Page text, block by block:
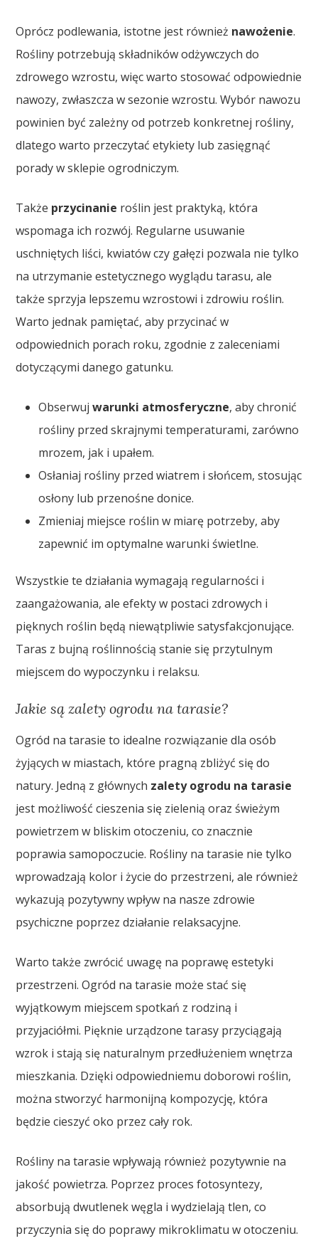
Oprócz podlewania, istotne jest również nawożenie.
Rośliny potrzebują składników odżywczych do
zdrowego wzrostu, więc warto stosować odpowiednie
nawozy, zwłaszcza w sezonie wzrostu. Wybór nawozu
powinien być zależny od potrzeb konkretnej rośliny,
dlatego warto przeczytać etykiety lub zasięgnąć
porady w sklepie ogrodniczym.
Także przycinanie roślin jest praktyką, która
wspomaga ich rozwój. Regularne usuwanie
uschniętych liści, kwiatów czy gałęzi pozwala nie tylko
na utrzymanie estetycznego wyglądu tarasu, ale
także sprzyja lepszemu wzrostowi i zdrowiu roślin.
Warto jednak pamiętać, aby przycinać w
odpowiednich porach roku, zgodnie z zaleceniami
dotyczącymi danego gatunku.
Obserwujwarunki atmosferyczne, aby chronić
rośliny przed skrajnymi temperaturami, zarówno
mrozem, jak i upałem.
Osłaniaj rośliny przed wiatrem i słońcem, stosując
osłony lub przenośne donice.
Zmieniaj miejsce roślin w miarę potrzeby, aby
zapewnić im optymalne warunki świetlne.
Wszystkie te działania wymagają regularności i
zaangażowania, ale efekty w postaci zdrowych i
pięknych roślin będą niewątpliwie satysfakcjonujące.
Taras z bujną roślinnością stanie się przytulnym
miejscem do wypoczynku i relaksu.
Jakie są zalety ogrodu na tarasie?
Ogród na tarasie to idealne rozwiązanie dla osób
żyjących w miastach, które pragną zbliżyć się do
natury. Jedną z głównych zalety ogrodu na tarasie
jest możliwość cieszenia się zielenią oraz świeżym
powietrzem w bliskim otoczeniu, co znacznie
poprawia samopoczucie. Rośliny na tarasie nie tylko
wprowadzają kolor i życie do przestrzeni, ale również
wykazują pozytywny wpływ na nasze zdrowie
psychiczne poprzez działanie relaksacyjne.
Warto także zwrócić uwagę na poprawę estetyki
przestrzeni. Ogród na tarasie może stać się
wyjątkowym miejscem spotkań z rodziną i
przyjaciółmi. Pięknie urządzone tarasy przyciągają
wzrok i stają się naturalnym przedłużeniem wnętrza
mieszkania. Dzięki odpowiedniemu doborowi roślin,
można stworzyć harmonijną kompozycję, która
będzie cieszyć oko przez cały rok.
Rośliny na tarasie wpływają również pozytywnie na
jakość powietrza. Poprzez proces fotosyntezy,
absorbują dwutlenek węgla i wydzielają tlen, co
przyczynia się do poprawy mikroklimatu w otoczeniu.